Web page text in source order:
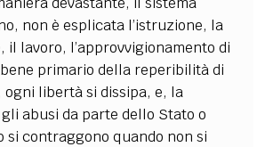
non è esplicata l’istruzione, la
lavoro, l’approvvigionamento di
primario della reperibilità di
ogni libertà si dissipa, e, la
abusi da parte dello Stato o
si contraggono quando non si